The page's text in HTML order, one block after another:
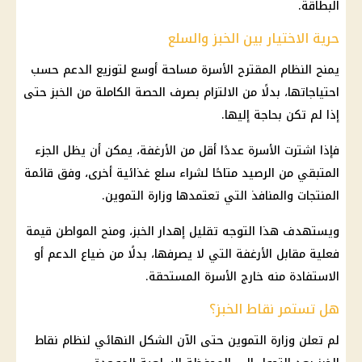
البطاقة.
حرية الاختيار بين الخبز والسلع
يمنح النظام المقترح الأسرة مساحة أوسع لتوزيع الدعم حسب
احتياجاتها، بدلًا من الالتزام بصرف الحصة الكاملة من الخبز حتى
إذا لم تكن بحاجة إليها.
فإذا اشترت الأسرة عددًا أقل من الأرغفة، يمكن أن يظل الجزء
المتبقي من الرصيد متاحًا لشراء سلع غذائية أخرى، وفق قائمة
المنتجات والمنافذ التي تعتمدها وزارة التموين.
ويستهدف هذا التوجه تقليل إهدار الخبز، ومنح المواطن قيمة
فعلية مقابل الأرغفة التي لا يصرفها، بدلًا من ضياع الدعم أو
الاستفادة منه خارج الأسرة المستحقة.
هل تستمر نقاط الخبز؟
لم تعلن وزارة التموين حتى الآن الشكل النهائي لنظام نقاط